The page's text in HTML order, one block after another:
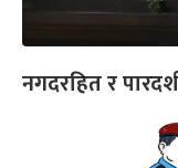
नगदरहित र